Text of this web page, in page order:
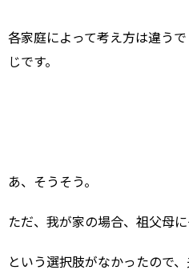
各家庭によって考え方は違う
じです。
あ、そうそう。
ただ、我が家の場合、祖父母
という選択肢がなかったので